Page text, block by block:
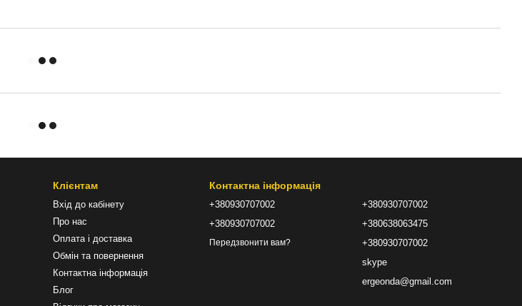
Клієнтам
Вхід до кабінету
Про нас
Оплата і доставка
Обмін та повернення
Контактна інформація
Блог
Контактна інформація
+380930707002
+380930707002
Передзвонити вам?
+380930707002
+380638063475
+380930707002
skype
ergeonda@gmail.com